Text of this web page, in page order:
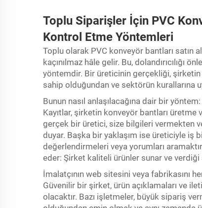
Toplu Siparişler İçin PVC
Kontrol Etme Yöntemleri
Toplu olarak PVC konveyör bantları satın
kaçınılmaz hâle gelir. Bu, dolandırıcılığı
yöntemdir. Bir üreticinin gerçekliği,
sahip olduğundan ve sektörün kurallarına
Bunun nasıl anlaşılacağına dair bir
Kayıtlar, şirketin konveyör bantları
gerçek bir üretici, size bilgileri vermekten
duyar. Başka bir yaklaşım ise üreticiyle iş
değerlendirmeleri veya yorumları
eder: Şirket kaliteli ürünler sunar ve
İmalatçının web sitesini veya fabrikasını
Güvenilir bir şirket, ürün açıklamaları ve
olacaktır. Bazı işletmeler, büyük sipariş